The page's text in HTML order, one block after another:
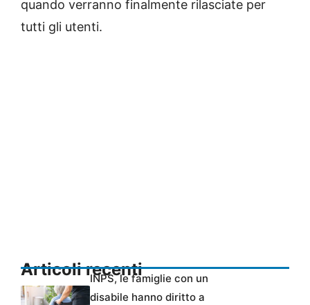
quando verranno finalmente rilasciate per
tutti gli utenti.
Articoli recentiINPS, le famiglie con un
disabile hanno diritto a